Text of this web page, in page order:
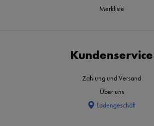
Merkliste
Kundenservice
Zahlung und Versand
Über uns
Ladengeschäft